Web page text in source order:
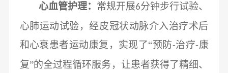
心血管护理： 常规开展6分钟步行试验、
心肺运动试验，经皮冠状动脉介入治疗术后
和心衰患者运动康复，实现了“预防-治疗-康
复”的全过程循环服务，让患者获得了精细、